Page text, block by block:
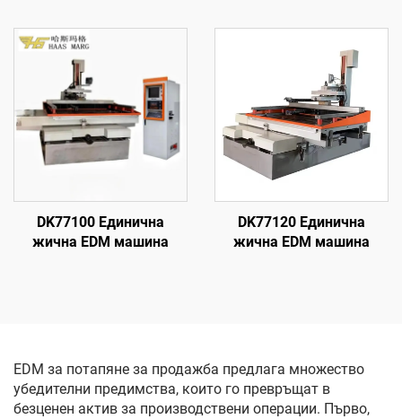
DK77100 Единична
жична EDM машина
DK77120 Единична
жична EDM машина
EDM за потапяне за продажба предлага множество
убедителни предимства, които го превръщат в
безценен актив за производствени операции. Първо,